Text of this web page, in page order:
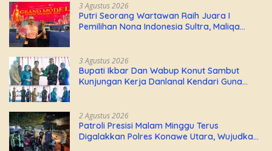
3 Agustus 2026
Putri Seorang Wartawan ‎Raih Juara I
Pemilihan Nona Indonesia Sultra, Maliqa
Indonesia
3 Agustus 2026
Bupati Ikbar Dan Wabup Konut Sambut
Kunjungan Kerja Danlanal Kendari Guna
2 Agustus 2026
Patroli Presisi Malam Minggu Terus
Digalakkan Polres Konawe Utara, Wujudkan